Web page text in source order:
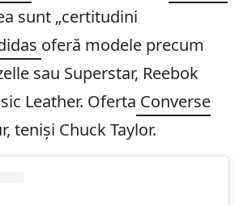
sunt „certitudini
oferă modele precum
sau Superstar, Reebok
Leather. Oferta Converse
teniși Chuck Taylor.